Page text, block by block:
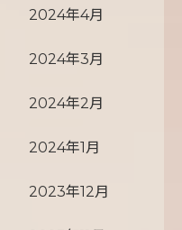
2024年4月
2024年3月
2024年2月
2024年1月
2023年12月